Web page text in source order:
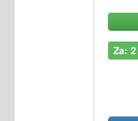
Za: 2